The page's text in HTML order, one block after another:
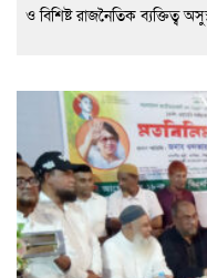
ও বিশিষ্ট রাজনৈতিক